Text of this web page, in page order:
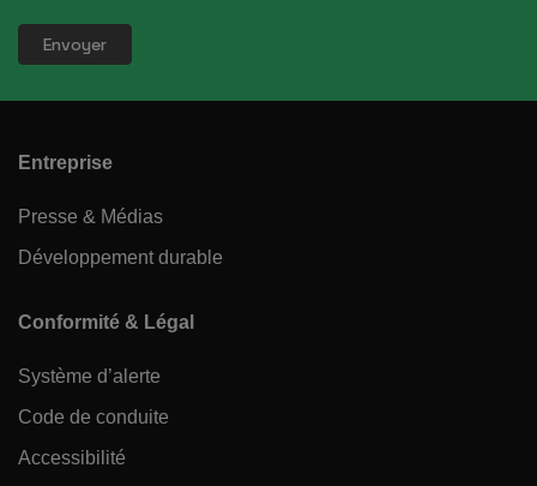
Entreprise
Presse & Médias
Développement durable
Conformité & Légal
Système d’alerte
Code de conduite
Accessibilité